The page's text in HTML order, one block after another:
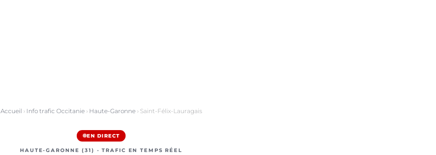
Accueil › Info trafic Occitanie› Haute-Garonne› Saint-Félix-Lauragais
EN DIRECT
HAUTE-GARONNE (31) · TRAFIC EN TEMPS RÉEL